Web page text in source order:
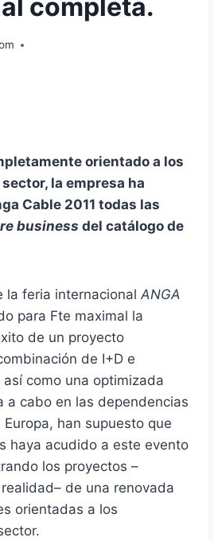
completa.
orientado a los
la empresa ha
Cable 2011 todas las
business del catálogo de
la feria internacional ANGA
para Fte maximal la
de un proyecto
de I+D e
como una optimizada
a cabo en las dependencias
han supuesto que
haya acudido a este evento
los proyectos –
de una renovada
orientadas a los